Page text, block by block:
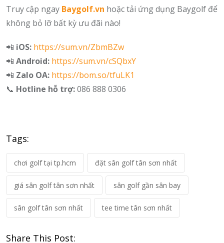
Truy cập ngay Baygolf.vn hoặc tải ứng dụng Baygolf để
không bỏ lỡ bất kỳ ưu đãi nào!
📲 iOS: https://sum.vn/ZbmBZw
📲 Android: https://sum.vn/cSQbxY
📲 Zalo OA: https://bom.so/tfuLK1
📞 Hotline hỗ trợ:086 888 0306
Tags:
chơi golf tại tp.hcm đặt sân golf tân sơn nhất
giá sân golf tân sơn nhất sân golf gần sân bay
sân golf tân sơn nhất tee time tân sơn nhất
Share This Post: